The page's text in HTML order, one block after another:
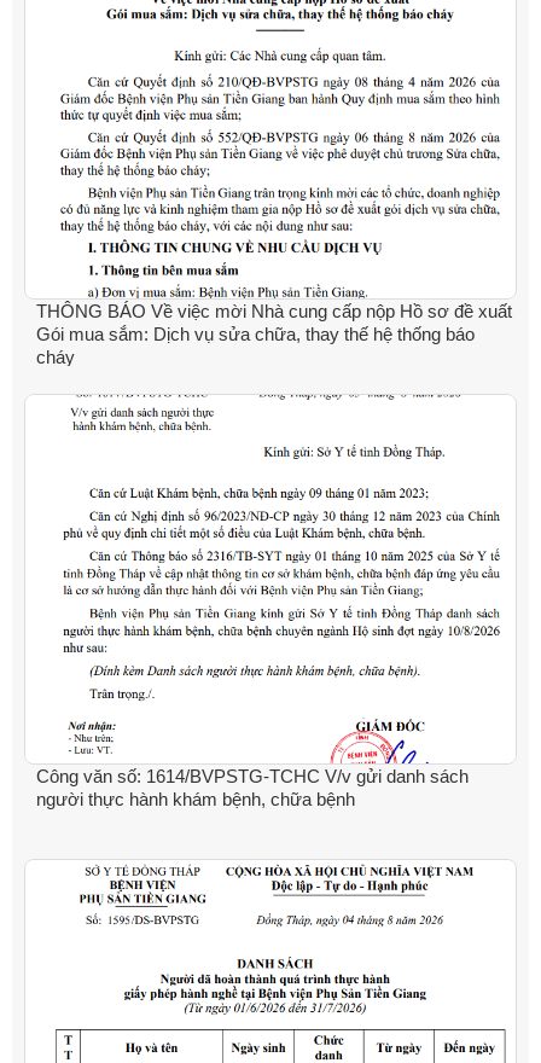
THÔNG BÁO Về việc mời Nhà cung cấp nộp Hồ sơ đề xuất
Gói mua sắm: Dịch vụ sửa chữa, thay thế hệ thống báo
cháy
Công văn số: 1614/BVPSTG-TCHC V/v gửi danh sách
người thực hành khám bệnh, chữa bệnh